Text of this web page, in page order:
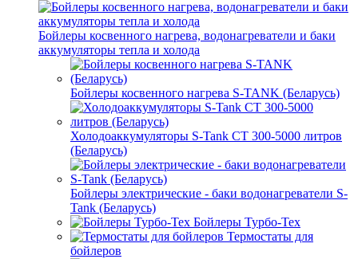
Бойлеры косвенного нагрева, водонагреватели и баки
аккумуляторы тепла и холода
Бойлеры косвенного нагрева S-TANK (Беларусь)
Холодоаккумуляторы S-Tank СТ 300-5000 литров
(Беларусь)
Бойлеры электрические - баки водонагреватели S-
Tank (Беларусь)
Бойлеры Турбо-Тех
Термостаты для
бойлеров